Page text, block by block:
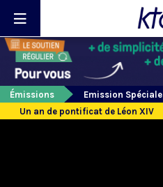
Émissions
Emission Spéciale
Un an de pontificat de Léon XIV